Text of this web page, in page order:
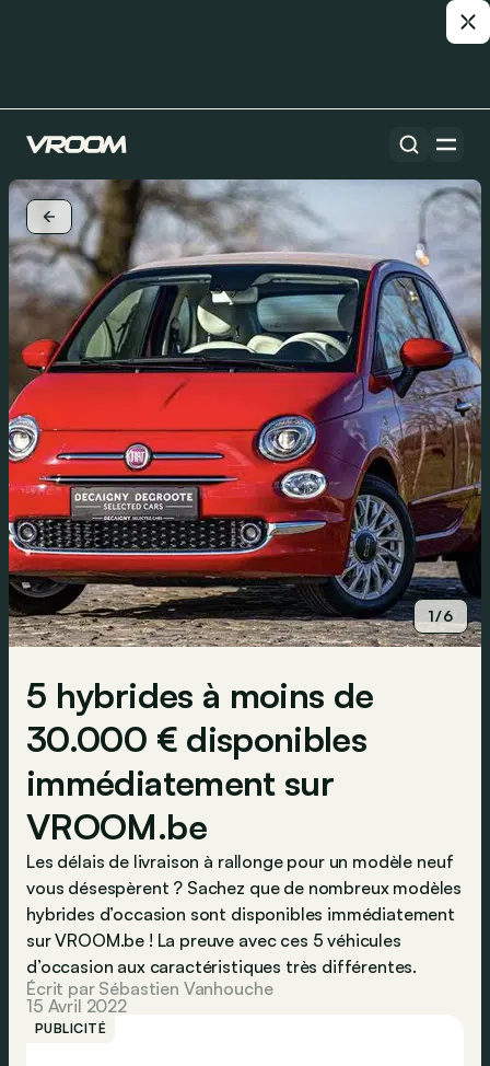
1/6
5 hybrides à moins de
30.000 € disponibles
immédiatement sur
VROOM.be
Les délais de livraison à rallonge pour un modèle neuf
vous désespèrent ? Sachez que de nombreux modèles
hybrides d’occasion sont disponibles immédiatement
sur VROOM.be ! La preuve avec ces 5 véhicules
d’occasion aux caractéristiques très différentes.
Écrit par Sébastien Vanhouche
15 Avril 2022
PUBLICITÉ